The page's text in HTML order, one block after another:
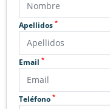
Apellidos *
Email *
Teléfono *